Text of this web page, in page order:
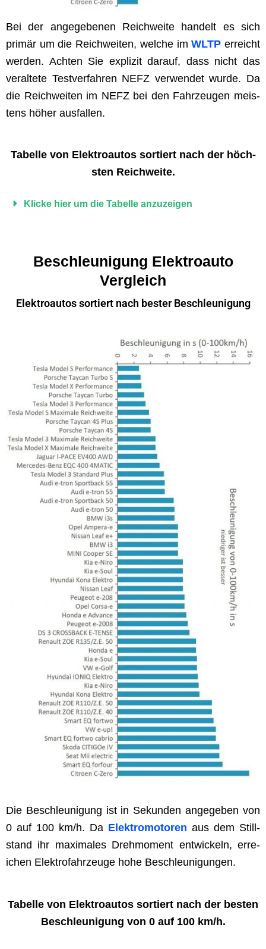
Bei der angegebe­nen Reich­weite han­delt es sich
primär um die Reich­weit­en, welche imWLTP erre­icht
wer­den. Acht­en Sie expliz­it darauf, dass nicht das
ver­al­tete Testver­fahren NEFZ ver­wen­det wurde. Da
die Reich­weit­en im NEFZ bei den Fahrzeu­gen meis­
tens höher ausfallen.
Tabelle von Elek­troau­tos sortiert nach der höch­
sten Reichweite.
Klicke hier um die Tabelle anzuzeigen
Beschleunigung Elektroauto
Vergleich
Elektroautos sortiert nach bester Beschleunigung
Die Beschle­u­ni­gung ist in Sekun­den angegeben von
0 auf 100 km/h. Da Elek­tro­mo­toren aus dem Still­
stand ihr max­i­males Drehmo­ment entwick­eln, erre­
ichen Elek­tro­fahrzeuge hohe Beschleunigungen.
Tabelle von Elek­troau­tos sortiert nach der besten
Beschle­u­ni­gung von 0 auf 100 km/h.